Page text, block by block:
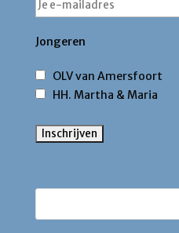
Jongeren
OLV van Amersfoort
HH. Martha & Maria